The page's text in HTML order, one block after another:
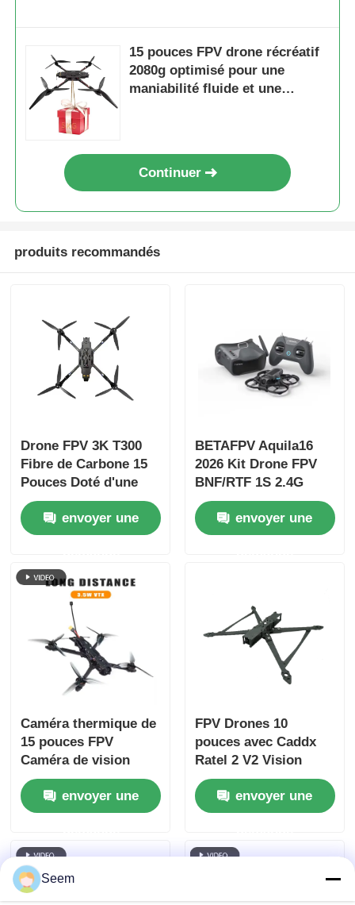
15 pouces FPV drone récréatif
2080g optimisé pour une
maniabilité fluide et une
Continuer
produits recommandés
Drone FPV 3K T300
Fibre de Carbone 15
Pouces Doté d'une
Construction Robuste
et d'une
Aérodynamique
un Fonctionnement
Fluide
envoyer une
BETAFPV Aquila16
2026 Kit Drone FPV
BNF/RTF 1S 2.4G
ELRS 5.8G 25mW
VTX Lunettes VR03
Drone de Course
envoyer une
Caméra thermique de
15 pouces FPV
Caméra de vision
nocturne FPV Drone
Charge utile lourde
Vol à longue portée
envoyer une
FPV Drones 10
pouces avec Caddx
Ratel 2 V2 Vision
nocturne Cerise II
Antenne HappyModel
Récepteur Stack-
envoyer une
Seem